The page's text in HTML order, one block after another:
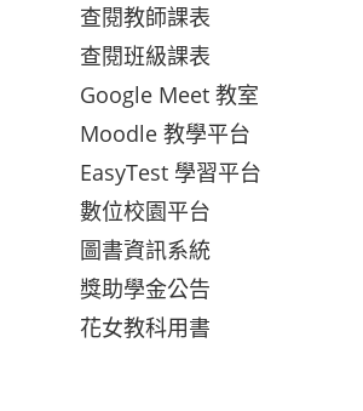
查閱教師課表
查閱班級課表
Google Meet 教室
Moodle 教學平台
EasyTest 學習平台
數位校園平台
圖書資訊系統
獎助學金公告
花女教科用書